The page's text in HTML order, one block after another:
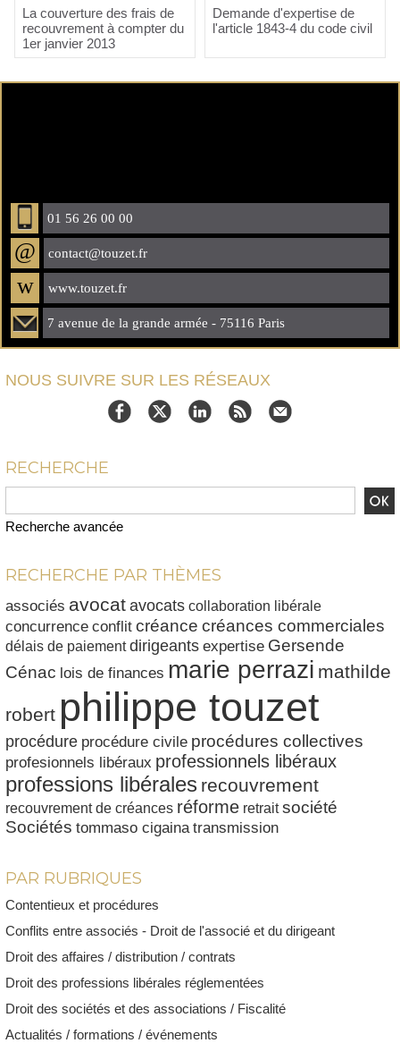
La couverture des frais de
recouvrement à compter du
1er janvier 2013
Demande d'expertise de
l'article 1843-4 du code civil
01 56 26 00 00
@ contact@touzet.fr
w www.touzet.fr
7 avenue de la grande armée - 75116 Paris
NOUS SUIVRE SUR LES RÉSEAUX
RECHERCHE
Recherche avancée
RECHERCHE PAR THÈMES
associés avocatavocats collaboration libérale
concurrence conflit créance créances commerciales
délais de paiement dirigeants expertise Gersende
Cénac lois de finances marie perrazi mathilde
robert philippe touzet
procédure procédure civile procédures collectives
profesionnels libéraux professionnels libéraux
professions libérales recouvrement
recouvrement de créances réforme retrait société
Sociétés tommaso cigaina transmission
PAR RUBRIQUES
Contentieux et procédures
Conflits entre associés - Droit de l'associé et du dirigeant
Droit des affaires / distribution / contrats
Droit des professions libérales réglementées
Droit des sociétés et des associations / Fiscalité
Actualités / formations / événements